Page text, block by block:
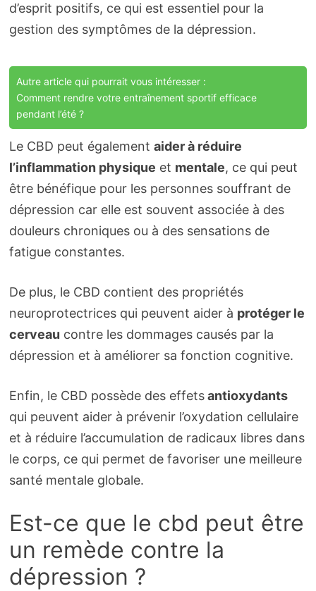
d’esprit positifs, ce qui est essentiel pour la
gestion des symptômes de la dépression.
Autre article qui pourrait vous intéresser :
Comment rendre votre entraînement sportif efficace
pendant l’été ?
Le CBD peut également aider à réduire
l’inflammation physique et mentale, ce qui peut
être bénéfique pour les personnes souffrant de
dépression car elle est souvent associée à des
douleurs chroniques ou à des sensations de
fatigue constantes.
De plus, le CBD contient des propriétés
neuroprotectrices qui peuvent aider à protéger le
cerveau contre les dommages causés par la
dépression et à améliorer sa fonction cognitive.
Enfin, le CBD possède des effetsantioxydants
qui peuvent aider à prévenir l’oxydation cellulaire
et à réduire l’accumulation de radicaux libres dans
le corps, ce qui permet de favoriser une meilleure
santé mentale globale.
Est-ce que le cbd peut être
un remède contre la
dépression ?